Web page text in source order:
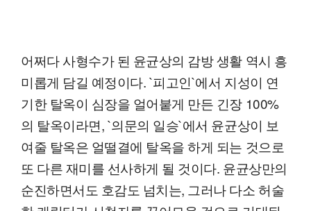
어쩌다 사형수가 된 윤균상의 감방 생활 역시 흥
미롭게 담길 예정이다. `피고인`에서 지성이 연
기한 탈옥이 심장을 얼어붙게 만든 긴장 100%
의 탈옥이라면, `의문의 일승`에서 윤균상이 보
여줄 탈옥은 얼떨결에 탈옥을 하게 되는 것으로
또 다른 재미를 선사하게 될 것이다. 윤균상만의
순진하면서도 호감도 넘치는, 그러나 다소 허술